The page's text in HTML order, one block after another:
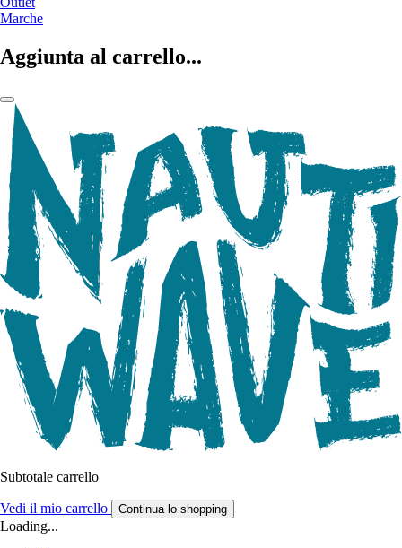
Marche
Aggiunta al carrello...
Subtotale carrello
Vedi il mio carrello Continua lo shopping
Loading...